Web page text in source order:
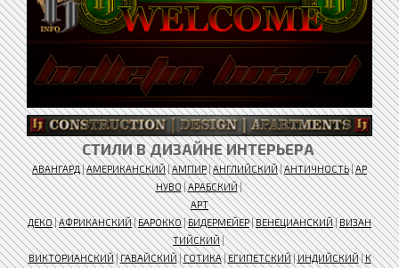
СТИЛИ В ДИЗАЙНЕ ИНТЕРЬЕРА
АВАНГАРД|АМЕРИКАНСКИЙ|АМПИР|АНГЛИЙСКИЙ|АНТИЧНОСТЬ|АР
НУВО|АРАБСКИЙ|
АРТ
ДЕКО|АФРИКАНСКИЙ|БАРОККО|БИДЕРМЕЙЕР|ВЕНЕЦИАНСКИЙ|ВИЗАН
ТИЙСКИЙ|
ВИКТОРИАНСКИЙ|ГАВАЙСКИЙ|ГОТИКА|ЕГИПЕТСКИЙ|ИНДИЙСКИЙ|К